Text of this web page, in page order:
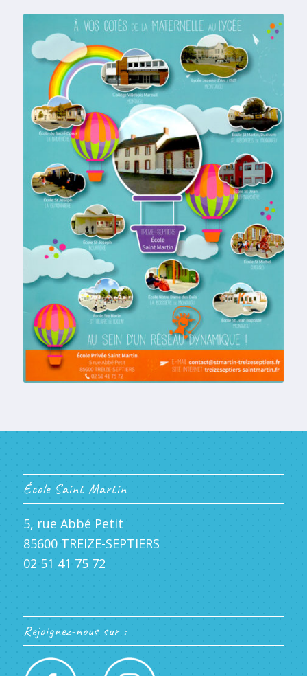
École Saint Martin
5, rue Abbé Petit
85600 TREIZE-SEPTIERS
02 51 41 75 72
Rejoignez-nous sur :